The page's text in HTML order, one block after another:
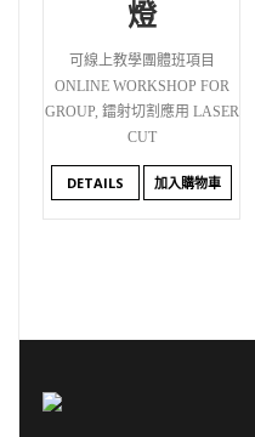
燈
可線上教學團體班項目
ONLINE WORKSHOP FOR
GROUP, 鐳射切割應用 LASER
CUT
DETAILS 加入購物車